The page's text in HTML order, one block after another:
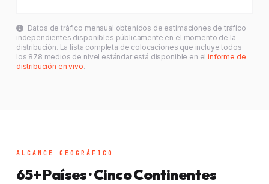
Datos de tráfico mensual obtenidos de estimaciones de tráfico
independientes disponibles públicamente en el momento de la
distribución. La lista completa de colocaciones que incluye todos
los 878 medios de nivel estándar está disponible en elinforme de
distribución en vivo.
ALCANCE GEOGRÁFICO
65+ Países · Cinco Continentes